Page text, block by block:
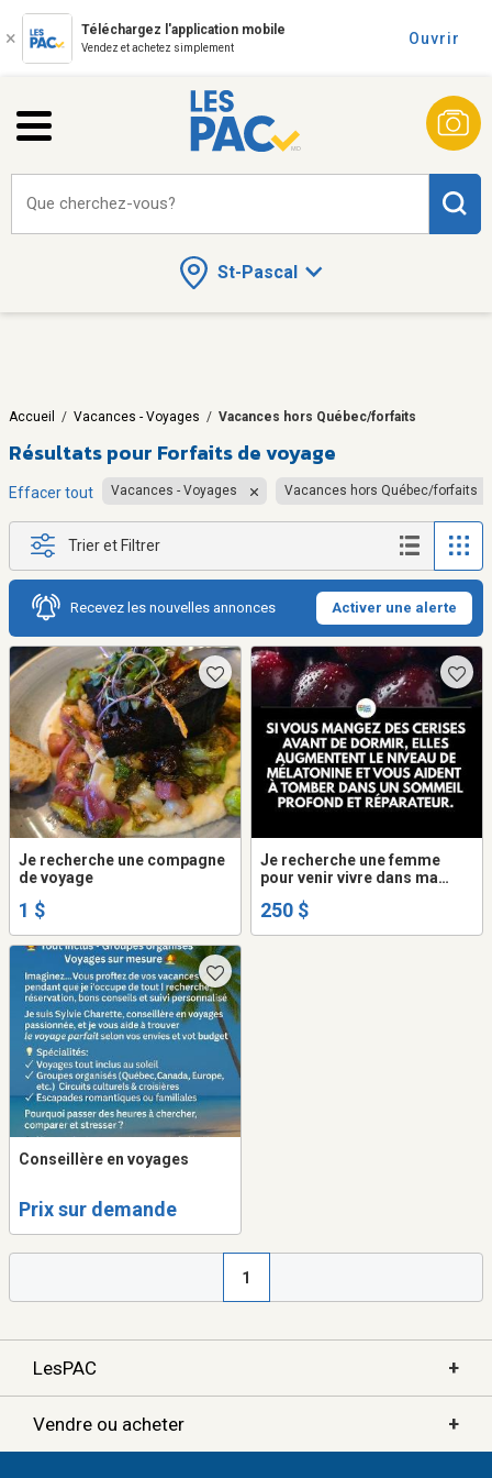
Téléchargez l'application mobile
Vendez et achetez simplement
Ouvrir
St-Pascal
Que cherchez-vous?
Accueil / Vacances - Voyages / Vacances hors Québec/forfaits
Résultats pour Forfaits de voyage
Effacer tout Vacances - Voyages Vacances hors Québec/forfaits
Trier et Filtrer
Recevez les nouvelles annonces Activer une alerte
Je recherche une compagne
de voyage
1 $
Je recherche une femme
pour venir vivre dans ma
250 $
Conseillère en voyages
Prix sur demande
1
LesPAC +
Vendre ou acheter +